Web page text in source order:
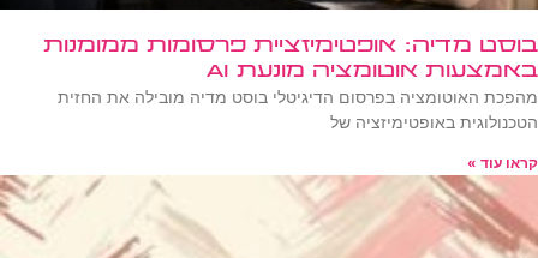
בוסט מדיה: אופטימיזציית פרסומות ממומנות
באמצעות אוטומציה מונעת AI
מהפכת האוטומציה בפרסום הדיגיטלי בוסט מדיה מובילה את החזית
הטכנולוגית באופטימיזציה של
קראו עוד »